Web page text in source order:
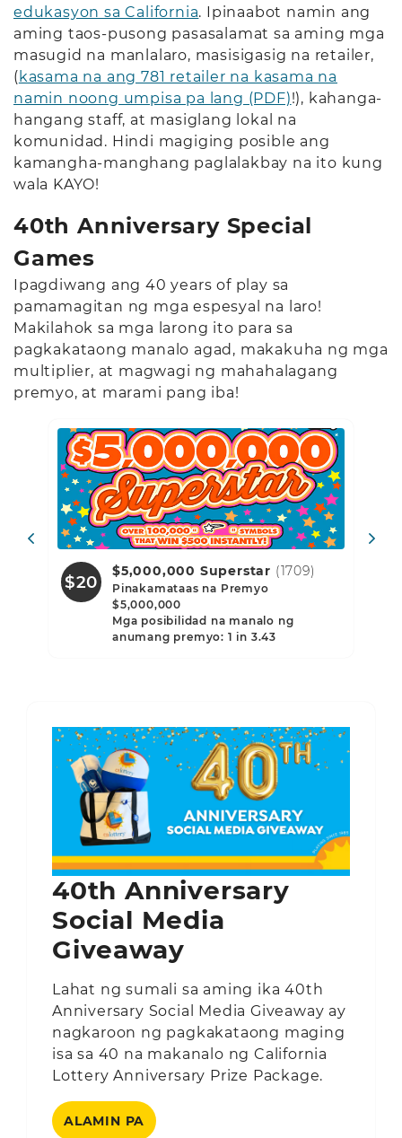
edukasyon sa California. Ipinaabot namin ang
aming taos-pusong pasasalamat sa aming mga
masugid na manlalaro, masisigasig na retailer,
(kasama na ang 781 retailer na kasama na
namin noong umpisa pa lang (PDF)!), kahanga-
hangang staff, at masiglang lokal na
komunidad. Hindi magiging posible ang
kamangha-manghang paglalakbay na ito kung
wala KAYO!
40th Anniversary Special
Games
Ipagdiwang ang 40 years of play sa
pamamagitan ng mga espesyal na laro!
Makilahok sa mga larong ito para sa
pagkakataong manalo agad, makakuha ng mga
multiplier, at magwagi ng mahahalagang
premyo, at marami pang iba!
$20
$5,000,000 Superstar (1709)
Pinakamataas na Premyo
$5,000,000
Mga posibilidad na manalo ng
anumang premyo: 1 in 3.43
40th Anniversary
Social Media
Giveaway
Lahat ng sumali sa aming ika 40th
Anniversary Social Media Giveaway ay
nagkaroon ng pagkakataong maging
isa sa 40 na makanalo ng California
Lottery Anniversary Prize Package.
ALAMIN PA